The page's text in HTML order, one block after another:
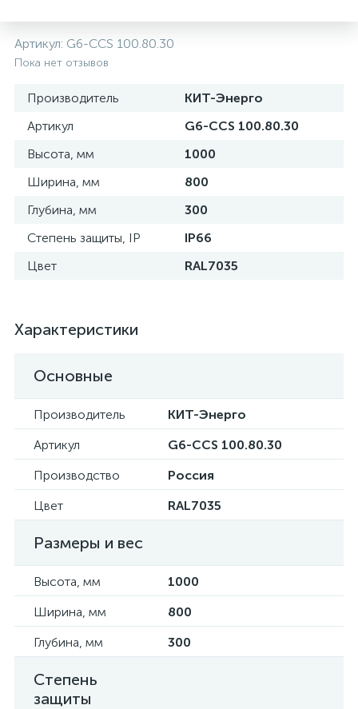
Артикул: G6-CCS 100.80.30
Пока нет отзывов
Производитель
КИТ-Энерго
Артикул
G6-CCS 100.80.30
Высота, мм
1000
Ширина, мм
800
Глубина, мм
300
Степень защиты, IP
IP66
Цвет
RAL7035
Характеристики
Основные
Производитель
КИТ-Энерго
Артикул
G6-CCS 100.80.30
Производство
Россия
Цвет
RAL7035
Размеры и вес
Высота, мм
1000
Ширина, мм
800
Глубина, мм
300
Степень
защиты